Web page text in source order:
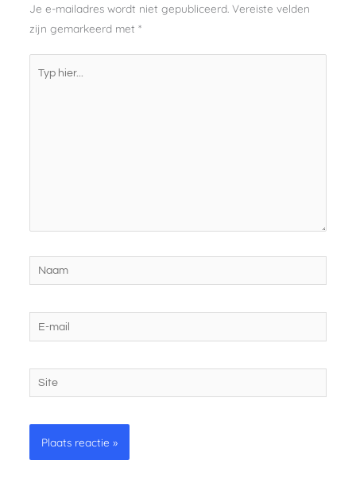
Je e-mailadres wordt niet gepubliceerd. Vereiste velden
zijn gemarkeerd met *
Naam
mail
Site